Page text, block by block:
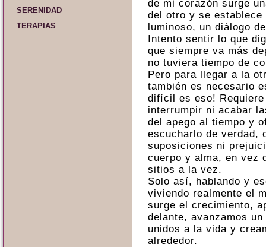
SERENIDAD
TERAPIAS
de mi corazón surge
del otro y se
luminoso, un diálogo
Intento sentir lo que
que siempre va más
no tuviera tiempo de
Pero para llegar a la
también es necesario
difícil es eso!
interrumpir ni acabar
del apego al tiempo y
escucharlo de verdad,
suposiciones ni
cuerpo y alma, en vez
sitios a la vez.
Solo así, hablando y
viviendo realmente el
surge el crecimiento,
delante, avanzamos
unidos a la vida y
alrededor.